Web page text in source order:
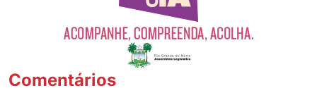
Comentários